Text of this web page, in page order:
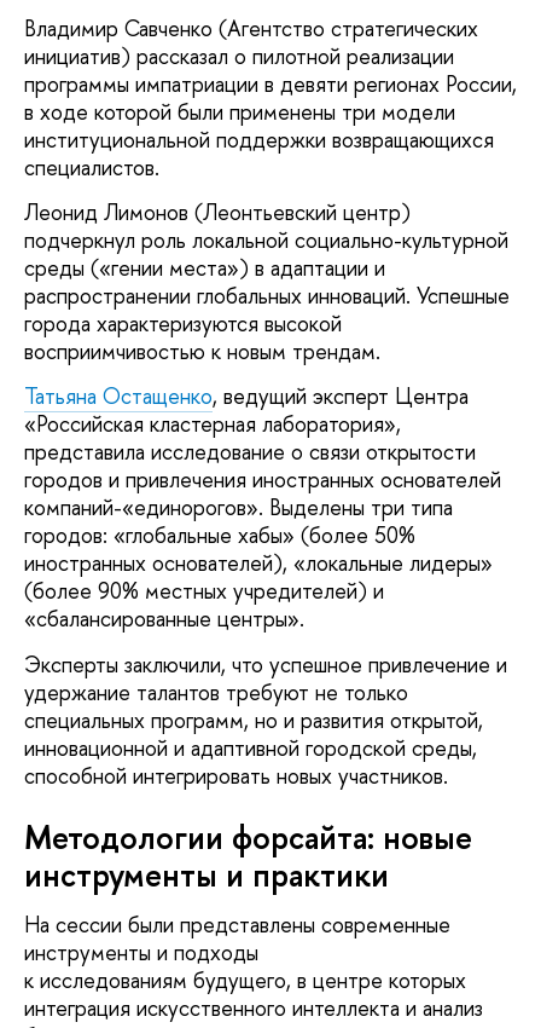
Владимир Савченко (Агентство стратегических
инициатив) рассказал о пилотной реализации
программы импатриации в девяти регионах России,
в ходе которой были применены три модели
институциональной поддержки возвращающихся
специалистов.
Леонид Лимонов (Леонтьевский центр)
подчеркнул роль локальной социально-культурной
среды («гении места») в адаптации и
распространении глобальных инноваций. Успешные
города характеризуются высокой
восприимчивостью к новым трендам.
Татьяна Остащенко, ведущий эксперт Центра
«Российская кластерная лаборатория»,
представила исследование о связи открытости
городов и привлечения иностранных основателей
компаний-«единорогов». Выделены три типа
городов: «глобальные хабы» (более 50%
иностранных основателей), «локальные лидеры»
(более 90% местных учредителей) и
«сбалансированные центры».
Эксперты заключили, что успешное привлечение и
удержание талантов требуют не только
специальных программ, но и развития открытой,
инновационной и адаптивной городской среды,
способной интегрировать новых участников.
Методологии форсайта: новые
инструменты и практики
На сессии были представлены современные
инструменты и подходы
к исследованиям будущего, в центре которых
интеграция искусственного интеллекта и анализ